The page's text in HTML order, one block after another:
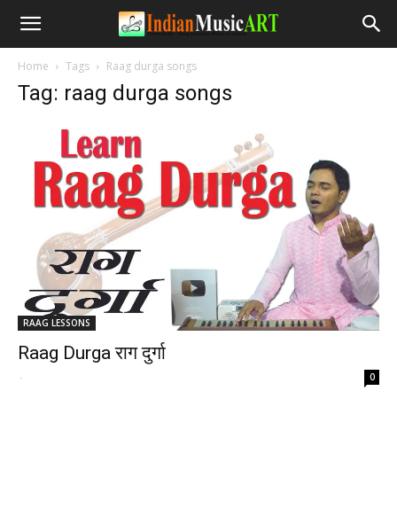
Home Tags Raag durga songs
Tag: raag durga songs
RAAG LESSONS
Raag Durga राग दुर्गा
- 0